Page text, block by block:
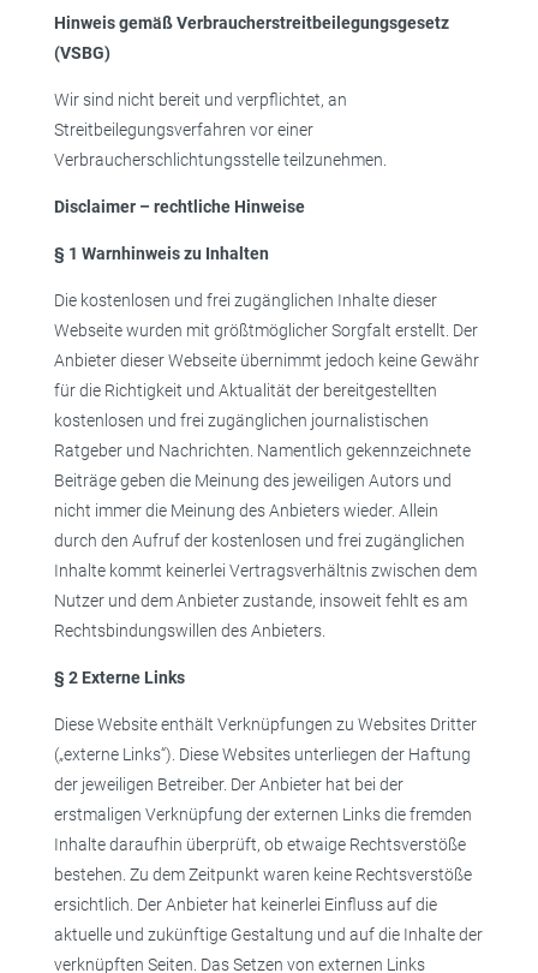
Hinweis gemäß Verbraucherstreitbeilegungsgesetz
(VSBG)
Wir sind nicht bereit und verpflichtet, an
Streitbeilegungsverfahren vor einer
Verbraucherschlichtungsstelle teilzunehmen.
Disclaimer – rechtliche Hinweise
§ 1 Warnhinweis zu Inhalten
Die kostenlosen und frei zugänglichen Inhalte dieser
Webseite wurden mit größtmöglicher Sorgfalt erstellt. Der
Anbieter dieser Webseite übernimmt jedoch keine Gewähr
für die Richtigkeit und Aktualität der bereitgestellten
kostenlosen und frei zugänglichen journalistischen
Ratgeber und Nachrichten. Namentlich gekennzeichnete
Beiträge geben die Meinung des jeweiligen Autors und
nicht immer die Meinung des Anbieters wieder. Allein
durch den Aufruf der kostenlosen und frei zugänglichen
Inhalte kommt keinerlei Vertragsverhältnis zwischen dem
Nutzer und dem Anbieter zustande, insoweit fehlt es am
Rechtsbindungswillen des Anbieters.
§ 2 Externe Links
Diese Website enthält Verknüpfungen zu Websites Dritter
(„externe Links“). Diese Websites unterliegen der Haftung
der jeweiligen Betreiber. Der Anbieter hat bei der
erstmaligen Verknüpfung der externen Links die fremden
Inhalte daraufhin überprüft, ob etwaige Rechtsverstöße
bestehen. Zu dem Zeitpunkt waren keine Rechtsverstöße
ersichtlich. Der Anbieter hat keinerlei Einfluss auf die
aktuelle und zukünftige Gestaltung und auf die Inhalte der
verknüpften Seiten. Das Setzen von externen Links